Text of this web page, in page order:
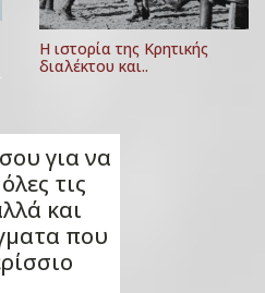
Η ιστορία της Κρητικής
διαλέκτου και..
για να
τις
και
που